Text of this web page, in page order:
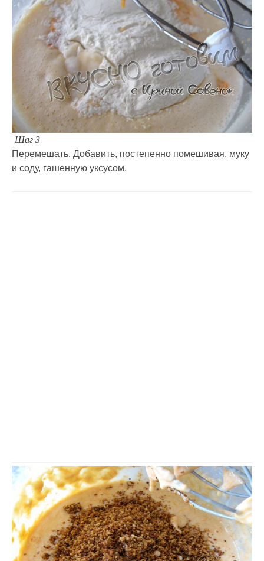
Шаг 3
Перемешать. Добавить, постепенно помешивая, муку
и соду, гашенную уксусом.